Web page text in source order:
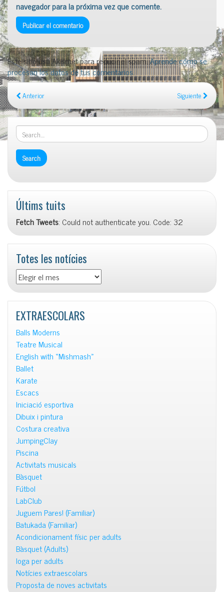
navegador para la próxima vez que comente.
Este sitio usa Akismet para reducir el spam.Aprende cómo se
procesan los datos de tus comentarios.
Anterior Siguiente
Últims tuits
Fetch Tweets: Could not authenticate you. Code: 32
Totes les notícies
Totes
les
notícies
EXTRAESCOLARS
Balls Moderns
Teatre Musical
English with «Mishmash»
Ballet
Karate
Escacs
Iniciació esportiva
Dibuix i pintura
Costura creativa
JumpingClay
Piscina
Activitats musicals
Bàsquet
Fútbol
LabClub
Juguem Pares! (Familiar)
Batukada (Familiar)
Acondicionament físic per adults
Bàsquet (Adults)
Ioga per adults
Notícies extraescolars
Proposta de noves activitats